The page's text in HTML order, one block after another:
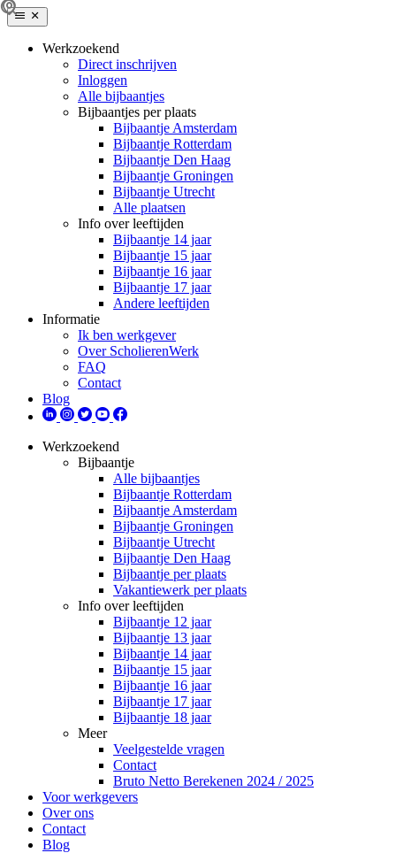
Werkzoekend
Direct inschrijven
Inloggen
Alle bijbaantjes
Bijbaantjes per plaats
Bijbaantje Amsterdam
Bijbaantje Rotterdam
Bijbaantje Den Haag
Bijbaantje Groningen
Bijbaantje Utrecht
Alle plaatsen
Info over leeftijden
Bijbaantje 14 jaar
Bijbaantje 15 jaar
Bijbaantje 16 jaar
Bijbaantje 17 jaar
Andere leeftijden
Informatie
Ik ben werkgever
Over ScholierenWerk
FAQ
Contact
Blog
Werkzoekend
Bijbaantje
Alle bijbaantjes
Bijbaantje Rotterdam
Bijbaantje Amsterdam
Bijbaantje Groningen
Bijbaantje Utrecht
Bijbaantje Den Haag
Bijbaantje per plaats
Vakantiewerk per plaats
Info over leeftijden
Bijbaantje 12 jaar
Bijbaantje 13 jaar
Bijbaantje 14 jaar
Bijbaantje 15 jaar
Bijbaantje 16 jaar
Bijbaantje 17 jaar
Bijbaantje 18 jaar
Meer
Veelgestelde vragen
Contact
Bruto Netto Berekenen 2024 / 2025
Voor werkgevers
Over ons
Contact
Blog